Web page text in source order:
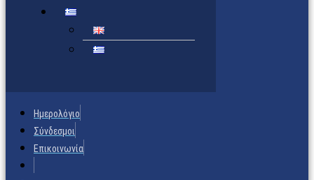
Ημερολόγιο
Σύνδεσμοι
Επικοινωνία